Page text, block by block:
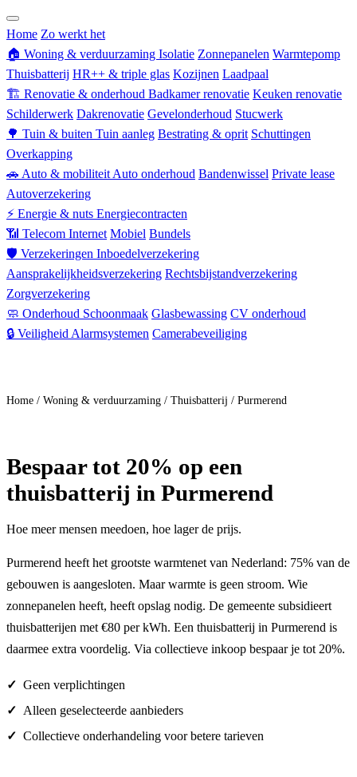
Home Zo werkt het
🏠 Woning & verduurzaming Isolatie Zonnepanelen Warmtepomp
Thuisbatterij HR++ & triple glas Kozijnen Laadpaal
🏗 Renovatie & onderhoud Badkamer renovatie Keuken renovatie
Schilderwerk Dakrenovatie Gevelonderhoud Stucwerk
🌳 Tuin & buiten Tuin aanleg Bestrating & oprit Schuttingen
Overkapping
🚗 Auto & mobiliteit Auto onderhoud Bandenwissel Private lease
Autoverzekering
⚡ Energie & nuts Energiecontracten
📶 Telecom Internet Mobiel Bundels
🛡 Verzekeringen Inboedelverzekering
Aansprakelijkheidsverzekering Rechtsbijstandverzekering
Zorgverzekering
🧼 Onderhoud Schoonmaak Glasbewassing CV onderhoud
🔒 Veiligheid Alarmsystemen Camerabeveiliging
Home / Woning & verduurzaming / Thuisbatterij / Purmerend
Bespaartot 20% op een
thuisbatterij in Purmerend
Hoe meer mensen meedoen, hoe lager de prijs.
Purmerend heeft het grootste warmtenet van Nederland: 75% van de
gebouwen is aangesloten. Maar warmte is geen stroom. Wie
zonnepanelen heeft, heeft opslag nodig. De gemeente subsidieert
thuisbatterijen met €80 per kWh. Een thuisbatterij in Purmerend is
daarmee extra voordelig. Via collectieve inkoop bespaar je tot 20%.
Geen verplichtingen
Alleen geselecteerde aanbieders
Collectieve onderhandeling voor betere tarieven